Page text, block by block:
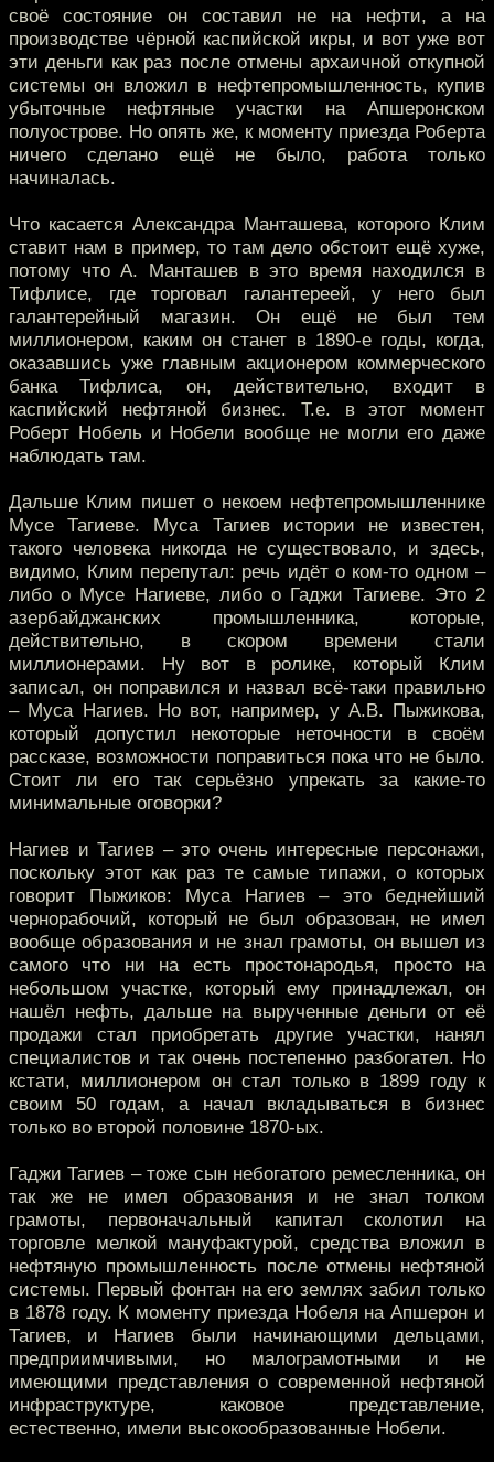
своё состояние он составил не на нефти, а на
производстве чёрной каспийской икры, и вот уже вот
эти деньги как раз после отмены архаичной откупной
системы он вложил в нефтепромышленность, купив
убыточные нефтяные участки на Апшеронском
полуострове. Но опять же, к моменту приезда Роберта
ничего сделано ещё не было, работа только
начиналась.
Что касается Александра Манташева, которого Клим
ставит нам в пример, то там дело обстоит ещё хуже,
потому что А. Манташев в это время находился в
Тифлисе, где торговал галантереей, у него был
галантерейный магазин. Он ещё не был тем
миллионером, каким он станет в 1890-е годы, когда,
оказавшись уже главным акционером коммерческого
банка Тифлиса, он, действительно, входит в
каспийский нефтяной бизнес. Т.е. в этот момент
Роберт Нобель и Нобели вообще не могли его даже
наблюдать там.
Дальше Клим пишет о некоем нефтепромышленнике
Мусе Тагиеве. Муса Тагиев истории не известен,
такого человека никогда не существовало, и здесь,
видимо, Клим перепутал: речь идёт о ком-то одном –
либо о Мусе Нагиеве, либо о Гаджи Тагиеве. Это 2
азербайджанских промышленника, которые,
действительно, в скором времени стали
миллионерами. Ну вот в ролике, который Клим
записал, он поправился и назвал всё-таки правильно
– Муса Нагиев. Но вот, например, у А.В. Пыжикова,
который допустил некоторые неточности в своём
рассказе, возможности поправиться пока что не было.
Стоит ли его так серьёзно упрекать за какие-то
минимальные оговорки?
Нагиев и Тагиев – это очень интересные персонажи,
поскольку этот как раз те самые типажи, о которых
говорит Пыжиков: Муса Нагиев – это беднейший
чернорабочий, который не был образован, не имел
вообще образования и не знал грамоты, он вышел из
самого что ни на есть простонародья, просто на
небольшом участке, который ему принадлежал, он
нашёл нефть, дальше на вырученные деньги от её
продажи стал приобретать другие участки, нанял
специалистов и так очень постепенно разбогател. Но
кстати, миллионером он стал только в 1899 году к
своим 50 годам, а начал вкладываться в бизнес
только во второй половине 1870-ых.
Гаджи Тагиев – тоже сын небогатого ремесленника, он
так же не имел образования и не знал толком
грамоты, первоначальный капитал сколотил на
торговле мелкой мануфактурой, средства вложил в
нефтяную промышленность после отмены нефтяной
системы. Первый фонтан на его землях забил только
в 1878 году. К моменту приезда Нобеля на Апшерон и
Тагиев, и Нагиев были начинающими дельцами,
предприимчивыми, но малограмотными и не
имеющими представления о современной нефтяной
инфраструктуре, каковое представление,
естественно, имели высокообразованные Нобели.